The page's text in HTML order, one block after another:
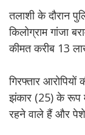
तलाशी के दौरान
किलोग्राम गांजा
कीमत करीब 13
गिरफ्तार
झंकार (25) के रूप
रहने वाले हैं और